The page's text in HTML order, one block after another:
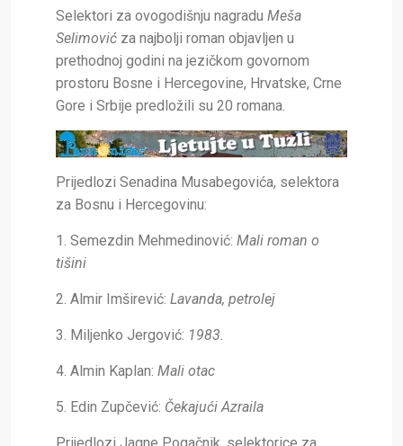
Selektori za ovogodišnju nagradu Meša
Selimović za najbolji roman objavljen u
prethodnoj godini na jezičkom govornom
prostoru Bosne i Hercegovine, Hrvatske, Crne
Gore i Srbije predložili su 20 romana.
Prijedlozi Senadina Musabegovića, selektora
za Bosnu i Hercegovinu:
1. Semezdin Mehmedinović: Mali roman o
tišini
2. Almir Imširević: Lavanda, petrolej
3. Miljenko Jergović: 1983.
4. Almin Kaplan: Mali otac
5. Edin Zupčević: Čekajući Azraila